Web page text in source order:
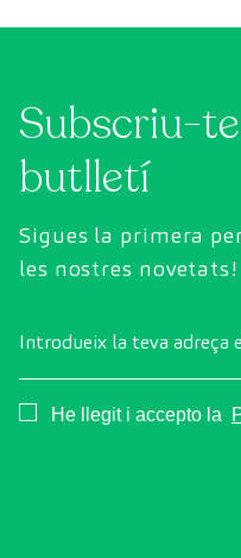
continuació, et guiem
Subscriu-
butlletí
Sigues la primera
les nostres novetats!
Introdueix la teva adreça
Consentimiento
He llegit i accepto la